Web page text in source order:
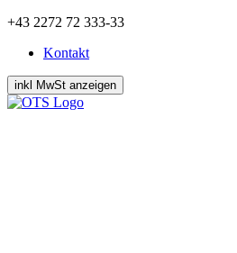
Zum
springen
+43 2272 72 333-33
Kontakt